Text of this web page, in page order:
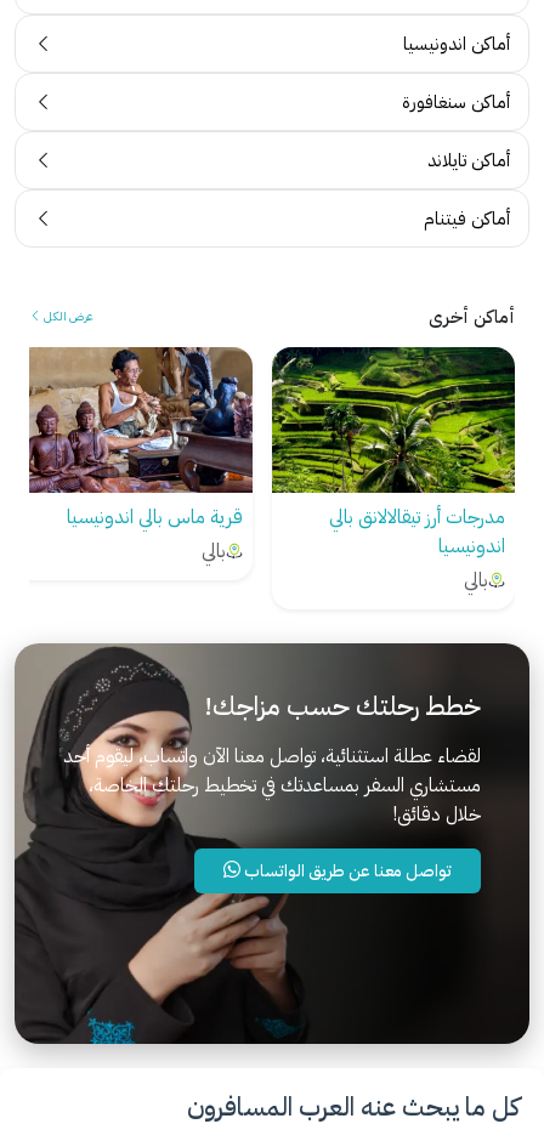
أماكن اندونيسيا
أماكن سنغافورة
أماكن تايلاند
أماكن فيتنام
أماكن أخرى عرض الكل
مدرجات أرز تيقالالانق بالي
اندونيسيا
بالي
قرية ماس بالي اندونيسيا
بالي
خطط رحلتك حسب مزاجك!
لقضاء عطلة استثنائية، تواصل معنا الآن واتساب، ليقوم أحد
مستشاري السفر بمساعدتك في تخطيط رحلتك الخاصة،
خلال دقائق!
تواصل معنا عن طريق الواتساب
كل ما يبحث عنه العرب المسافرون